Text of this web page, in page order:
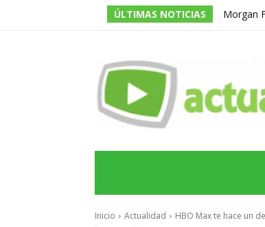
ÚLTIMAS NOTICIAS
Morgan
Inicio Actualidad HBO Max te hace un